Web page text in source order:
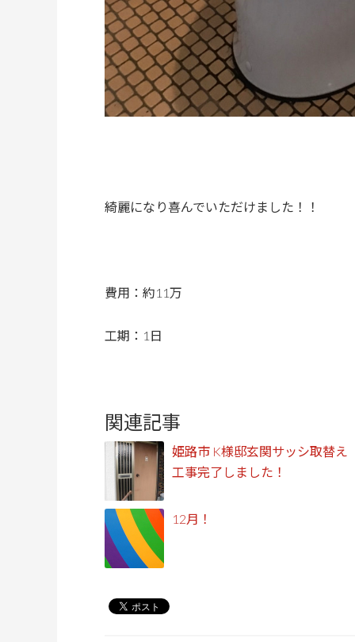
綺麗になり喜んでいただけました！！
費用：約11万
工期：1日
関連記事
姫路市 K様邸玄関サッシ取替え
工事完了しました！
12月！